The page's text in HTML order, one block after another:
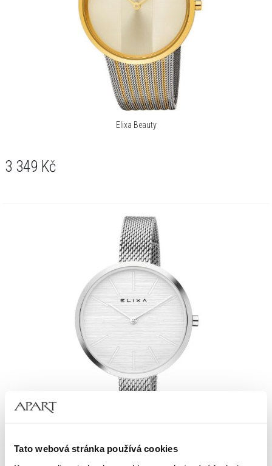
Tato webová stránka používá cookies
Elixa Beauty
3 349 Kč